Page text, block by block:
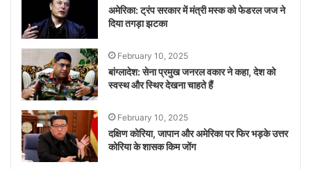
अमेरिका: ट्रंप सरकार में मंत्री मस्‍क को फेडरल जज ने
दिया तगड़ा झटका
February 10, 2025
बांग्लादेश: सेना प्रमुख जनरल वकार ने कहा, देश को
स्वस्थ और स्थिर देखना चाहते हैं
February 10, 2025
दक्षिण कोरिया, जापान और अमेरिका पर फिर भड़के उत्तर
कोरिया के शासक किम जोंग